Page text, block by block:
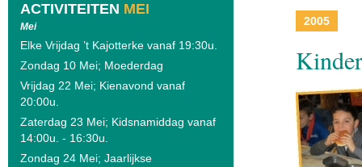
2005
ACTIVITEITEN MEI
Mei
Elke Vrijdag ’t Kajotterke vanaf 19:30u.
Zondag 10 Mei; Moederdag
Vrijdag 22 Mei; Kienavond vanaf
20:00u.
Zaterdag 23 Mei; Kidsnamiddag vanaf
14:00u. - 16:30u.
Zondag 24 Mei; Jaarlijkse